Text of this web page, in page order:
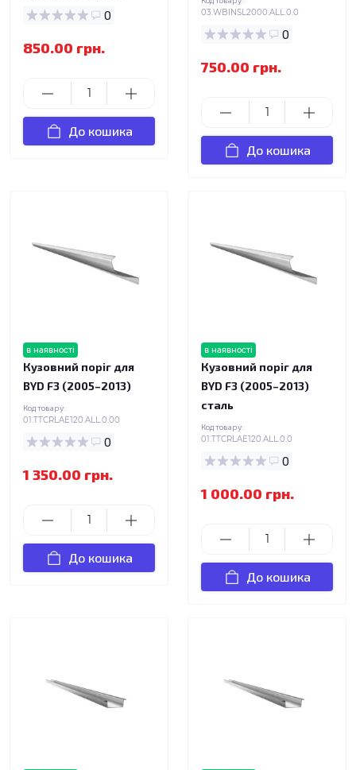
0
850.00 грн.
До кошика
03.WBINSL2000.ALL.0.0
0
750.00 грн.
До кошика
в наявності
Кузовний поріг для
BYD F3 (2005–2013)
Код товару:
01.TTCRLAE120.ALL.0.00
0
1 350.00 грн.
До кошика
в наявності
Кузовний поріг для
BYD F3 (2005–2013)
сталь
Код товару:
01.TTCRLAE120.ALL.0.0
0
1 000.00 грн.
До кошика